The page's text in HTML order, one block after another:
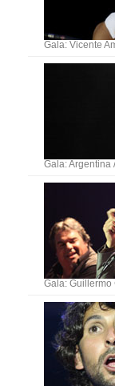
Gala: Vicente
Gala: Argentina
Gala: Guillermo